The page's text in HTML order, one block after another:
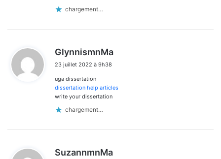
chargement…
GlynnismnMa
:
23 juillet 2022 à 9h38
uga dissertation
dissertation help articles
write your dissertation
chargement…
SuzannmnMa